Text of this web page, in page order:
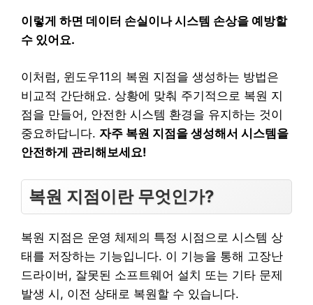
이렇게 하면 데이터 손실이나 시스템 손상을 예방할
수 있어요.
이처럼, 윈도우11의 복원 지점을 생성하는 방법은
비교적 간단해요. 상황에 맞춰 주기적으로 복원 지
점을 만들어, 안전한 시스템 환경을 유지하는 것이
중요하답니다. 자주 복원 지점을 생성해서 시스템을
안전하게 관리해보세요!
복원 지점이란 무엇인가?
복원 지점은 운영 체제의 특정 시점으로 시스템 상
태를 저장하는 기능입니다. 이 기능을 통해 고장난
드라이버, 잘못된 소프트웨어 설치 또는 기타 문제
발생 시, 이전 상태로 복원할 수 있습니다.